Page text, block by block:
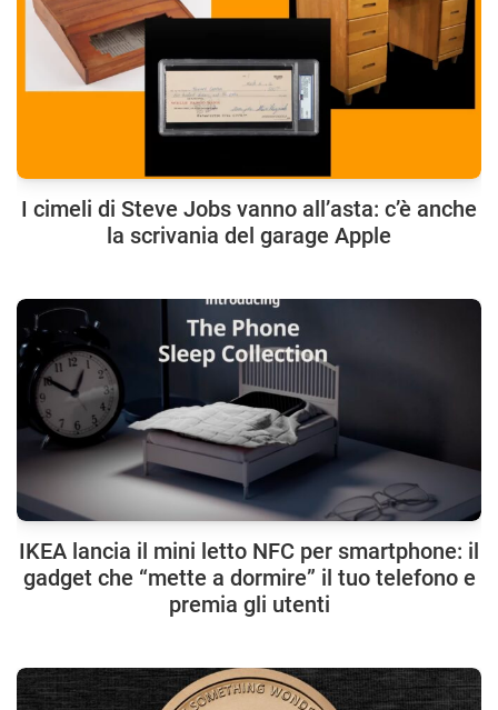
I cimeli di Steve Jobs vanno all’asta: c’è anche
la scrivania del garage Apple
IKEA lancia il mini letto NFC per smartphone: il
gadget che “mette a dormire” il tuo telefono e
premia gli utenti